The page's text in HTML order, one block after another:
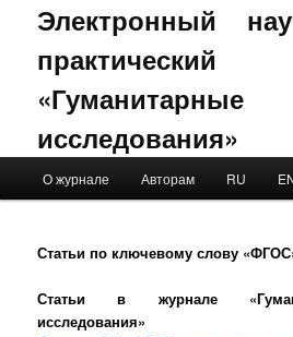
Электронный
исследования»
Skip to primary content
Skip to secondary content
О журнале Авторам RU
Статьи по ключевому слову
Статьи в журнале
исследования»